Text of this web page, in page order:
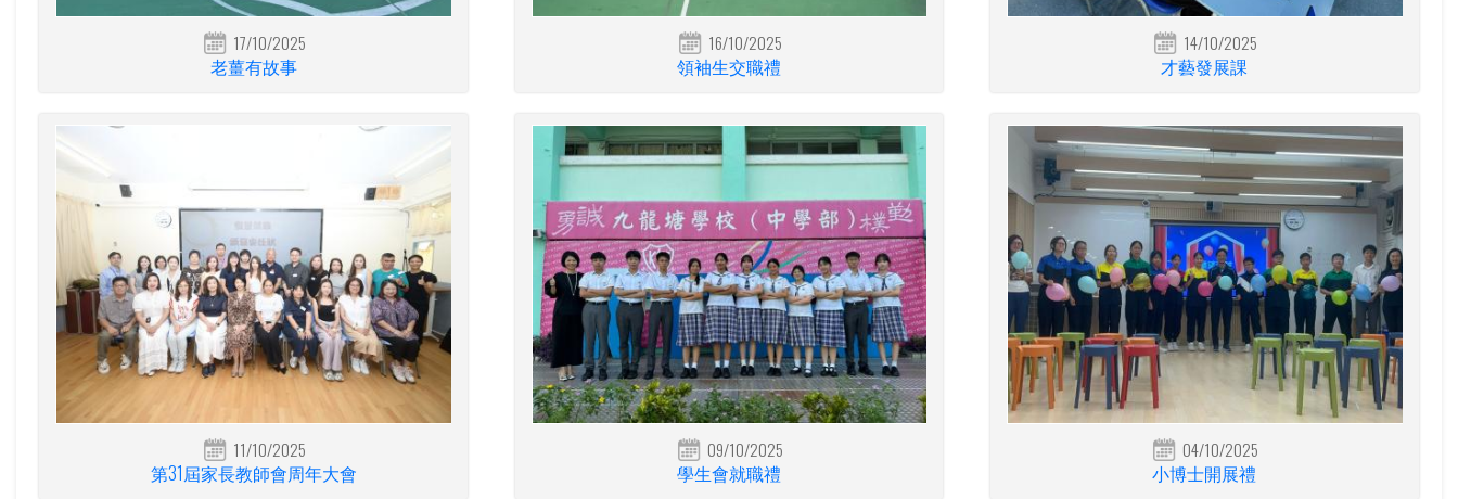
17/10/2025
老薑有故事
16/10/2025
領袖生交職禮
14/10/2025
才藝發展課
11/10/2025
第31屆家長教師會周年大會
09/10/2025
學生會就職禮
04/10/2025
小博士開展禮